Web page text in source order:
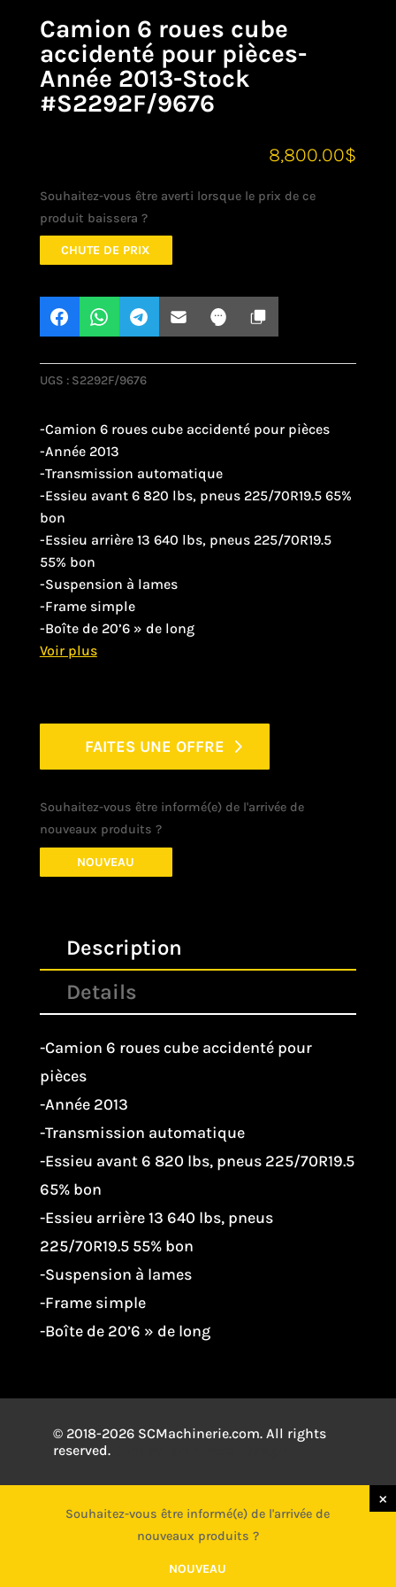
Camion 6 roues cube
accidenté pour pièces-
Année 2013-Stock
#S2292F/9676
8,800.00$
Souhaitez-vous être averti lorsque le prix de ce
produit baissera ?
CHUTE DE PRIX
UGS : S2292F/9676
-Camion 6 roues cube accidenté pour pièces
-Année 2013
-Transmission automatique
-Essieu avant 6 820 lbs, pneus 225/70R19.5 65%
bon
-Essieu arrière 13 640 lbs, pneus 225/70R19.5
55% bon
-Suspension à lames
-Frame simple
-Boîte de 20’6 » de long
FAITES UNE OFFRE
Souhaitez-vous être informé(e) de l'arrivée de
nouveaux produits ?
NOUVEAU
Description
Details
-Camion 6 roues cube accidenté pour
pièces
-Année 2013
-Transmission automatique
-Essieu avant 6 820 lbs, pneus 225/70R19.5
65% bon
-Essieu arrière 13 640 lbs, pneus
225/70R19.5 55% bon
-Suspension à lames
-Frame simple
-Boîte de 20’6 » de long
© 2018-2026 SCMachinerie.com. All rights
reserved.
Souhaitez-vous être informé(e) de l'arrivée de
nouveaux produits ?
NOUVEAU
×
Souhaitez-vous être informé(e) de l'arrivée de
nouveaux produits ?
NOUVEAU
×